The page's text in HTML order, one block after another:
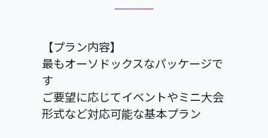
【プラン内容】
最もオーソドックスなパッケージで
す
ご要望に応じてイベントやミニ大会
形式など対応可能な基本プラン